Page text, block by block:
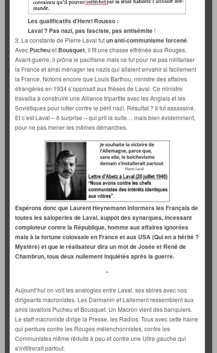
Les qualificatifs d’Henri Rousso :
Laval ? Pas nazi, pas fasciste, pas antisémite!
3. La constante de Pierre Laval futun anti-communisme forcené.
Avec Pucheuet Bousquet, il fit une chasse effrénée aux Rouges.
Avant-guerre, il prôna le pacifisme mais ce fut pour ne pas militariser
la France et ainsi ménager les nazis qui allaient envahir si facilement
la France. Notons encore que Louis Barthou, ministre des affaires
étrangères en 1934 s’opposait aux thèses de Laval. Ce ministre
travailla à construire une Alliance tripartite avec les Anglais et les
Soviétiques pour lutter contre le péril nazi. Résultat ? Il fut assassiné.
Et c’est Laval – ô surprise – qui prit la suite… mais bien évidemment,
pour ne pas mener les mêmes démarches.
Espérons donc que Laurent Heynemann informera les Français de
toutes les saloperies de Laval, suppôt des synarques, incessant
comploteur contre la République, homme aux affaires ignorées
mais à la fortune colossale en France et aux USA (Qui en a hérité ?
Mystère) et que le réalisateur dira un mot de Josée et René de
Chambrun, tous deux nullement inquiétés après la guerre.
*
Aujourd’hui on voit les analogies entre Laval, ses sbires avec nos
dirigeants macronistes. Les Darmanin et Lallement ressemblent aux
amis lavallois Pucheu et Bousquet. Un Macron vient des banquiers.
Le staff macroniste dirige la Presse, les Radios. Tous avec cette haine
qui perdure contre les Rouges mélenchonnistes, contre les
Communistes même réduits à peu et contre une Ultra gauche qui
s’infiltrerait partout.